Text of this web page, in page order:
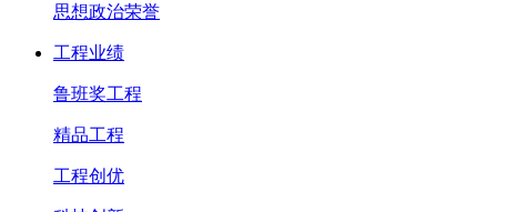
思想政治荣誉
工程业绩
鲁班奖工程
精品工程
工程创优